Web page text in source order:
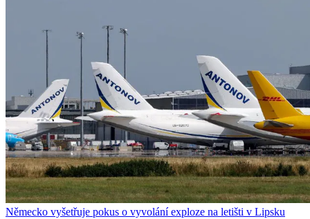
Německo vyšetřuje pokus o vyvolání exploze na letišti v Lipsku